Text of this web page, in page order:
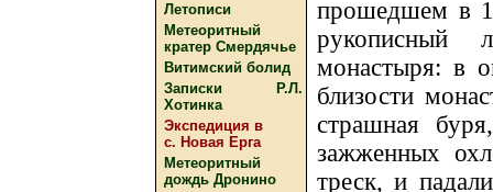
Летописи
Метеоритный
кратер Смердячье
Витимский болид
Записки Р.Л.
Хотинка
Экспедиция в
с. Новая Ерга
Метеоритный
дождь Дронино
прошедшем в
рукописный
монастыря: в
близости
страшная
зажженных
треск, и